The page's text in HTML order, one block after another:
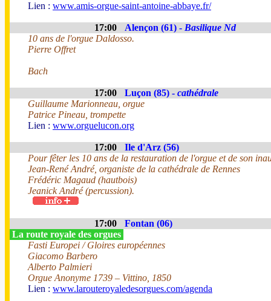
Lien : www.amis-orgue-saint-antoine-abbaye.fr/
17:00 Alençon (61) - Basilique Nd
10 ans de l'orgue Daldosso.
Pierre Offret
Bach
17:00 Luçon (85) - cathédrale
Guillaume Marionneau, orgue
Patrice Pineau, trompette
Lien : www.orguelucon.org
17:00
Ile d'Arz (56)
Pour fêter les 10 ans de la restauration de l'orgue et de son
Jean-René André, organiste de la cathédrale de Rennes
Frédéric Magaud (hautbois)
Jeanick André (percussion).
17:00
Fontan (06)
La route royale des orgues
Fasti Europei / Gloires européennes
Giacomo Barbero
Alberto Palmieri
Orgue Anonyme 1739 – Vittino, 1850
Lien : www.larouteroyaledesorgues.com/agenda